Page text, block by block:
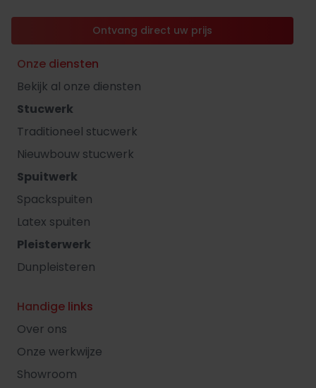
Ontvang direct uw prijs
Onze diensten
Bekijk al onze diensten
Stucwerk
Traditioneel stucwerk
Nieuwbouw stucwerk
Spuitwerk
Spackspuiten
Latex spuiten
Pleisterwerk
Dunpleisteren
Handige links
Over ons
Onze werkwijze
Showroom